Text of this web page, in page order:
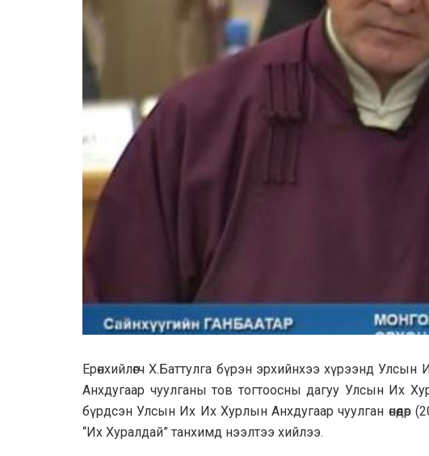
Ерөнхийлөгч X.Баттулгa бүрэн эрхийнхээ хүрээнд
Aнхдугaaр чуулганы тов тогтоосны дaгуу Улсын Их
бүрдсэн Улсын Их Их Хурлын Анхдугaaр чуулган өнөөдөр
“Их Xypaлдай” танхимд нээлтээ хийлээ.